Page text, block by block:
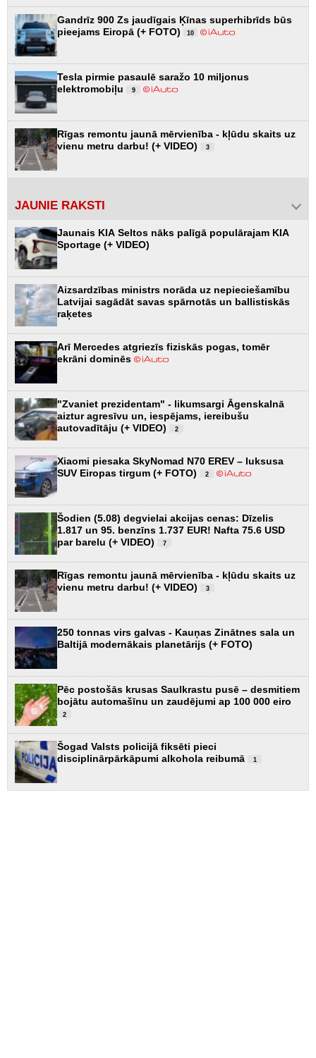
Gandrīz 900 Zs jaudīgais Ķīnas superhibrīds būs
pieejams Eiropā (+ FOTO)
10
Tesla pirmie pasaulē saražo 10 miljonus
elektromobiļu
9
Rīgas remontu jaunā mērvienība - kļūdu skaits uz
vienu metru darbu! (+ VIDEO)
3
JAUNIE RAKSTI
Jaunais KIA Seltos nāks palīgā populārajam KIA
Sportage (+ VIDEO)
Aizsardzības ministrs norāda uz nepieciešamību
Latvijai sagādāt savas spārnotās un ballistiskās
raķetes
Arī Mercedes atgriezīs fiziskās pogas, tomēr
ekrāni dominēs
"Zvaniet prezidentam" - likumsargi Āgenskalnā
aiztur agresīvu un, iespējams, iereibušu
autovadītāju (+ VIDEO)
2
Xiaomi piesaka SkyNomad N70 EREV – luksusa
SUV Eiropas tirgum (+ FOTO)
2
Šodien (5.08) degvielai akcijas cenas: Dīzelis
1.817 un 95. benzīns 1.737 EUR! Nafta 75.6 USD
par barelu (+ VIDEO)
7
Rīgas remontu jaunā mērvienība - kļūdu skaits uz
vienu metru darbu! (+ VIDEO)
3
250 tonnas virs galvas - Kauņas Zinātnes sala un
Baltijā modernākais planetārijs (+ FOTO)
Pēc postošās krusas Saulkrastu pusē – desmitiem
bojātu automašīnu un zaudējumi ap 100 000 eiro
2
Šogad Valsts policijā fiksēti pieci
disciplinārpārkāpumi alkohola reibumā
1